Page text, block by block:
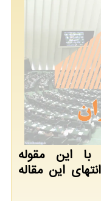
این مقوله
این مقاله